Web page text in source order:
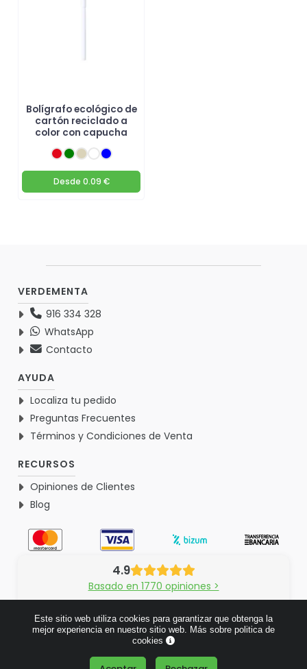
Bolígrafo ecológico de
cartón reciclado a
color con capucha
Desde 0.09 €
VERDEMENTA
916 334 328
WhatsApp
Contacto
AYUDA
Localiza tu pedido
Preguntas Frecuentes
Términos y Condiciones de Venta
RECURSOS
Opiniones de Clientes
Blog
4.9
Basado en 1770 opiniones >
© 2026 Verdementa.es - Todos los derechos reservados.
Este sitio web utiliza cookies para garantizar que obtenga la
mejor experiencia en nuestro sitio web. Más sobre politica de
cookies